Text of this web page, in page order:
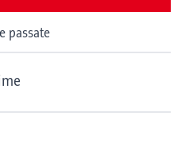
passate